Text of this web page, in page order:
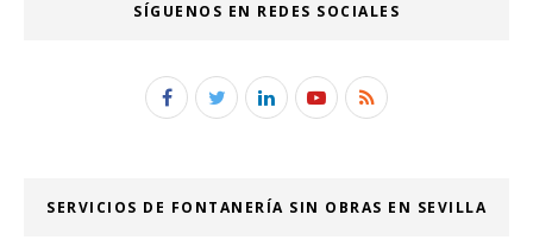
SÍGUENOS EN REDES SOCIALES
SERVICIOS DE FONTANERÍA SIN OBRAS EN SEVILLA